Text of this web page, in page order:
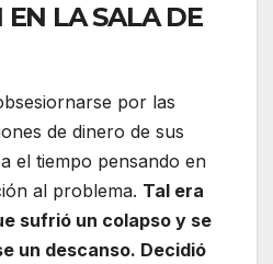
EN LA SALA DE
por las
de dinero de sus
el tiempo pensando en
al problema. Tal era
sufrió un colapso y se
un descanso. Decidió